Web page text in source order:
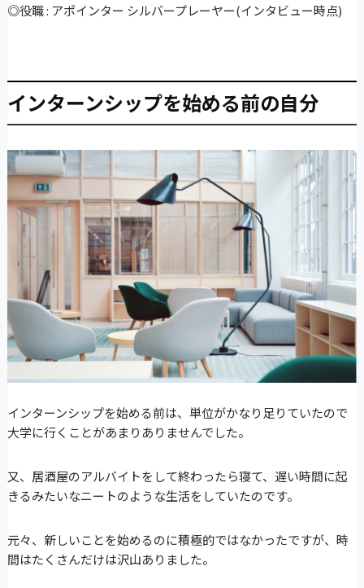
◎役職 : アポインター シルバープレーヤー(インタビュー時点)
インターンシップを始める前の自分
インターンシップを始める前は、単位がかなり足りていたので
大学に行くことがあまりありませんでした。
又、居酒屋のアルバイトをして終わったら寝て、遅い時間に起
きるみたいなニートのような生活をしていたのです。
元々、新しいことを始めるのに積極的ではなかったですが、時
間はたくさんだけは沢山ありました。